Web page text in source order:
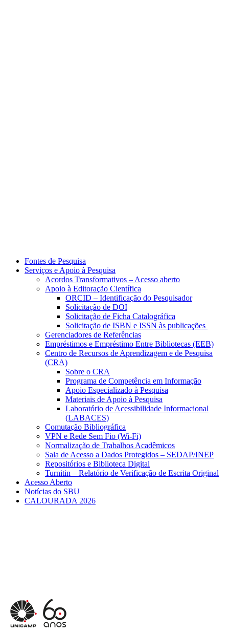
Fontes de Pesquisa
Serviços e Apoio à Pesquisa
Acordos Transformativos – Acesso aberto
Apoio à Editoração Científica
ORCID – Identificação do Pesquisador
Solicitação de DOI
Solicitação de Ficha Catalográfica
Solicitação de ISBN e ISSN às publicações
Gerenciadores de Referências
Empréstimos e Empréstimo Entre Bibliotecas (EEB)
Centro de Recursos de Aprendizagem e de Pesquisa
(CRA)
Sobre o CRA
Programa de Competência em Informação
Apoio Especializado à Pesquisa
Materiais de Apoio à Pesquisa
Laboratório de Acessibilidade Informacional
(LABACES)
Comutação Bibliográfica
VPN e Rede Sem Fio (Wi-Fi)
Normalização de Trabalhos Acadêmicos
Sala de Acesso a Dados Protegidos – SEDAP/INEP
Repositórios e Biblioteca Digital
Turnitin – Relatório de Verificação de Escrita Original
Acesso Aberto
Notícias do SBU
CALOURADA 2026